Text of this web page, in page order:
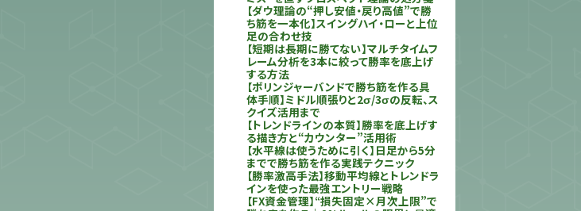
【ダウ理論の“押し安値・戻り高値”で勝
ち筋を一本化】スイングハイ・ローと上位
足の合わせ技
【短期は長期に勝てない】マルチタイムフ
レーム分析を3本に絞って勝率を底上げ
する方法
【ボリンジャーバンドで勝ち筋を作る具
体手順】ミドル順張りと2σ/3σの反転、ス
クイズ活用まで
【トレンドラインの本質】勝率を底上げす
る描き方と“カウンター”活用術
【水平線は使うために引く】日足から5分
までで勝ち筋を作る実践テクニック
【勝率激高手法】移動平均線とトレンドラ
インを使った最強エントリー戦略
【FX資金管理】“損失固定×月次上限”で